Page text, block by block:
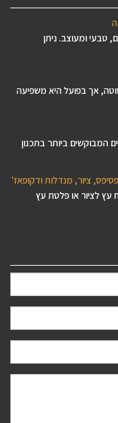
ומעוצב. ניתן
אך בפועל היא משפיעה
המבוקשים ביותר בתכנון
ציור, מנדלות ודקופאז'
עץ לציור או פלטת עץ